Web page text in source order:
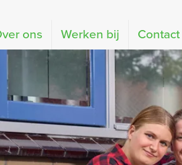
ons Werken bij Contact